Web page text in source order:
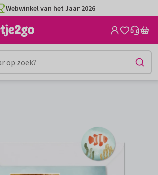
Webwinkel van het Jaar 2026